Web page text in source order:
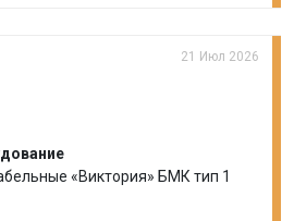
21 Июл 2026
котельные транспортабельные «Виктория» БМК тип 1